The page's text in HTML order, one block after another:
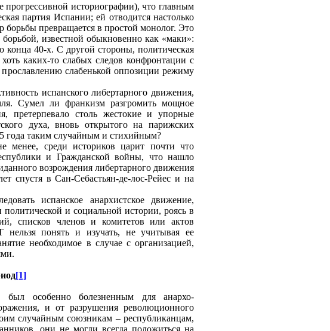
прогрессивной историографии), что главным
партия Испании; ей отводится настолько
борьбы превращается в простой монолог. Это
борьбой, известной обыкновенно как «маки»:
конца 40-х. С другой стороны, политическая
каких-то слабых следов конфронтации с
слабенькой оппозиции режиму
испанского либертарного движения,
Сумел ли франкизм разгромить мощное
претерпевало столь жестокие и упорные
духа, вновь открытого на парижских
года таким случайным и стихийным?
менее, среди историков царит почти что
и Гражданской войны, что нашло
возрождения либертарного движения
спустя в Сан-Себастьян-де-лос-Рейес и на
испанское анархистское движение,
и социальной истории, роясь в
списков членов и комитетов или актов
понять и изучать, не учитывая ее
необходимое в случае с организацией,
[1]
особенно болезненным для анархо-
и от разрушения революционного
случайным союзникам – республиканцам,
они не могли всегда положиться на